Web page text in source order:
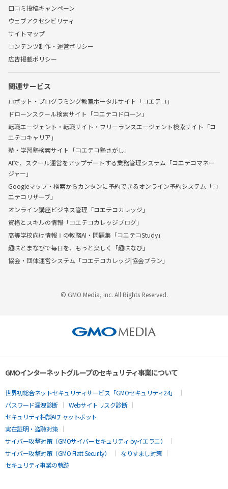
口コミ投稿キャンペーン
ウェブアクセシビリティ
サイトマップ
コンテンツ制作・運営ポリシー
広告掲載ポリシー
関連サービス
ロボット・プログラミング教室ポータルサイト「コエテコ」
ドローンスクール検索サイト「コエテコドローン」
転職エージェント・転職サイト・フリーランスエージェント検索サイト「コ
エテコキャリア」
塾・学習塾検索サイト「コエテコ塾さがし」
AIで、スクール運営をアップデートする業務管理システム「コエテコマネー
ジャー」
Googleマップ・検索からカンタンに予約できるオンライン予約システム「コ
エテコリザーブ」
オンライン講座ビジネス管理「コエテコカレッジ」
資格とスキルの情報「コエテコカレッジブログ」
高等学校向け情報Ⅰの教務AI・問題集「コエテコStudy」
趣味とまなびで毎日を、もっと楽しく「趣味なび」
協会・団体運営システム「コエテコカレッジ|協会プラン」
© GMO Media, Inc. All Rights Reserved.
GMOインターネットグループのセキュリティ事業について
世界初総合ネットセキュリティサービス「GMOセキュリティ24」
パスワード漏洩診断
Webサイトリスク診断
セキュリティ相談AIチャットボット
実在証明・盗聴対策
サイバー攻撃対策（GMOサイバーセキュリティ byイエラエ）
サイバー攻撃対策（GMO Flatt Security）
なりすまし対策
セキュリティ事業の軌跡